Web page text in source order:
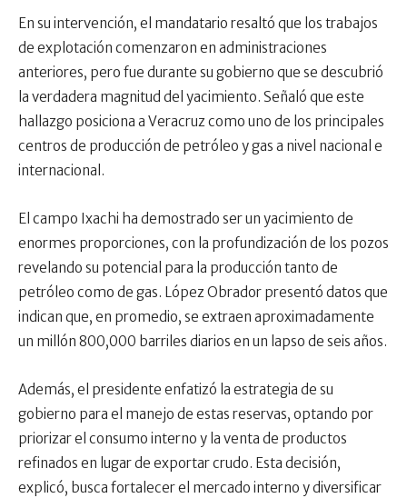
En su intervención, el mandatario resaltó que los trabajos
de explotación comenzaron en administraciones
anteriores, pero fue durante su gobierno que se descubrió
la verdadera magnitud del yacimiento. Señaló que este
hallazgo posiciona a Veracruz como uno de los principales
centros de producción de petróleo y gas a nivel nacional e
internacional.
El campo Ixachi ha demostrado ser un yacimiento de
enormes proporciones, con la profundización de los pozos
revelando su potencial para la producción tanto de
petróleo como de gas. López Obrador presentó datos que
indican que, en promedio, se extraen aproximadamente
un millón 800,000 barriles diarios en un lapso de seis años.
Además, el presidente enfatizó la estrategia de su
gobierno para el manejo de estas reservas, optando por
priorizar el consumo interno y la venta de productos
refinados en lugar de exportar crudo. Esta decisión,
explicó, busca fortalecer el mercado interno y diversificar